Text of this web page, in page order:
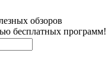
обзоров
бесплатных программ!